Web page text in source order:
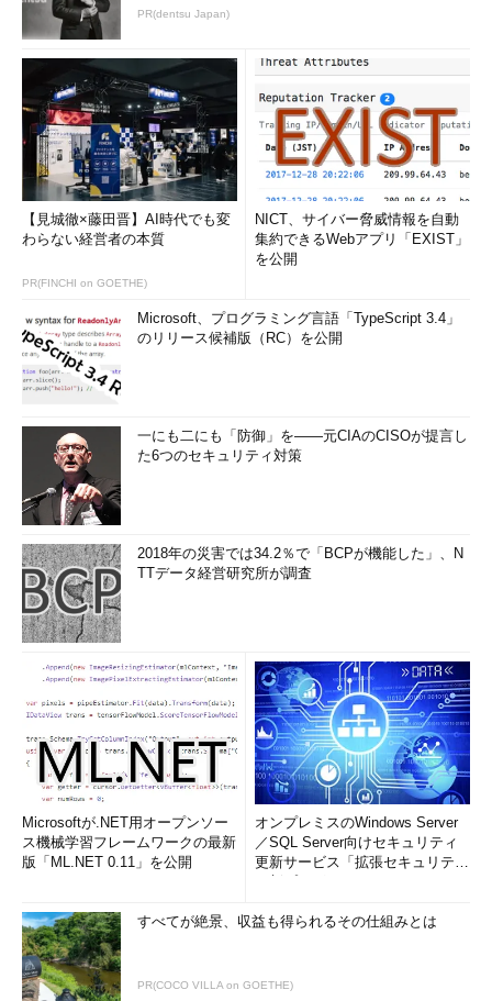
応募する業界・職種に親和性の高い資格を記載しましょう。合
格予定など、取得前の資格は記載しないようにしましょう。現在
取得に向けて勉強中の資格があれば、「○○資格を×月取得に向
けて勉強中」など、補足説明しましょう。
● テクニカルスキル
どれくらいの経験内容なのかを、具体的な年数とコメントで記
載しましょう。開発現場での経験がない場合でも、独学で習得中
の技術があれば「独学で勉強中」と補足して記載しましょう。
● 職務内容
特にアピールしたいスキルが身に付いたと思えるプロジェクト
に関しては、詳細をしっかりと書きましょう。経験の浅い方で
も、具体的に自身の仕事の業務範囲を詳しく記載することが大事
職務経歴書（インフラ運用・保守エンジニア）
PR(dentsu Japan)
【見城徹×藤田晋】AI時代でも変
わらない経営者の本質
PR(FINCHI on GOETHE)
NICT、サイバー脅威情報を自動
集約できるWebアプリ「EXIST」
を公開
Microsoft、プログラミング言語「TypeScript 3.4」
のリリース候補版（RC）を公開
一にも二にも「防御」を――元CIAのCISOが提言し
た6つのセキュリティ対策
2018年の災害では34.2％で「BCPが機能した」、N
TTデータ経営研究所が調査
Microsoftが.NET用オープンソー
ス機械学習フレームワークの最新
版「ML.NET 0.11」を公開
オンプレミスのWindows Server
／SQL Server向けセキュリティ
更新サービス「拡張セキュリティ
すべてが絶景、収益も得られるその仕組みとは
PR(COCO VILLA on GOETHE)